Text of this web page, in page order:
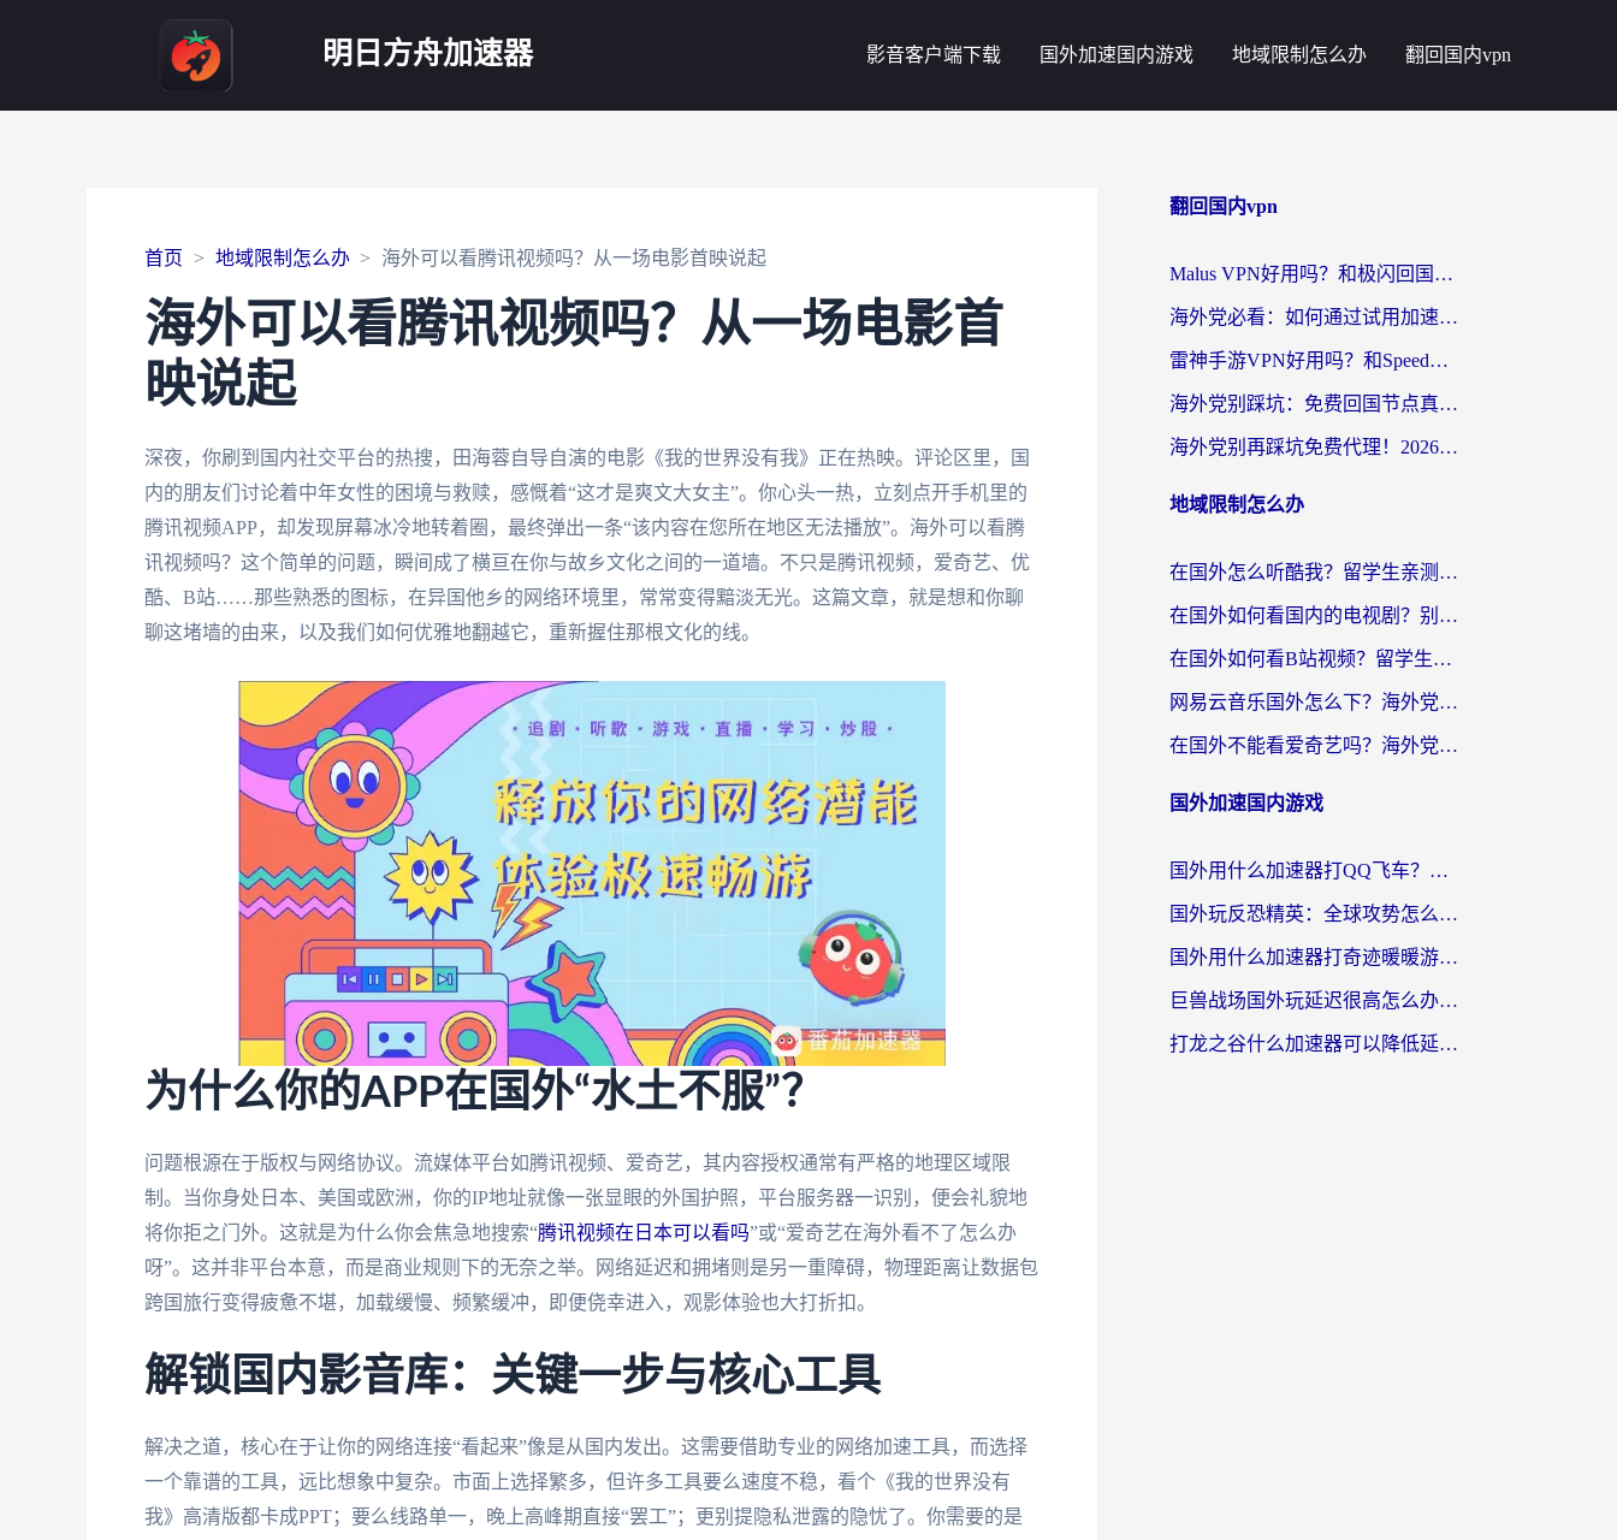
明日方舟加速器 影音客户端下载 国外加速国内游戏 地域限制怎么办 翻回国内vpn
首页 地域限制怎么办 海外可以看腾讯视频吗？从一场电影首映说起
海外可以看腾讯视频吗？从一场电影首
映说起
深夜，你刷到国内社交平台的热搜，田海蓉自导自演的电影《我的世界没有我》正在热映。评论区里，国
内的朋友们讨论着中年女性的困境与救赎，感慨着“这才是爽文大女主”。你心头一热，立刻点开手机里的
腾讯视频APP，却发现屏幕冰冷地转着圈，最终弹出一条“该内容在您所在地区无法播放”。海外可以看腾
讯视频吗？这个简单的问题，瞬间成了横亘在你与故乡文化之间的一道墙。不只是腾讯视频，爱奇艺、优
酷、B站……那些熟悉的图标，在异国他乡的网络环境里，常常变得黯淡无光。这篇文章，就是想和你聊
聊这堵墙的由来，以及我们如何优雅地翻越它，重新握住那根文化的线。
为什么你的APP在国外“水土不服”？
问题根源在于版权与网络协议。流媒体平台如腾讯视频、爱奇艺，其内容授权通常有严格的地理区域限
制。当你身处日本、美国或欧洲，你的IP地址就像一张显眼的外国护照，平台服务器一识别，便会礼貌地
将你拒之门外。这就是为什么你会焦急地搜索“腾讯视频在日本可以看吗”或“爱奇艺在海外看不了怎么办
呀”。这并非平台本意，而是商业规则下的无奈之举。网络延迟和拥堵则是另一重障碍，物理距离让数据包
跨国旅行变得疲惫不堪，加载缓慢、频繁缓冲，即便侥幸进入，观影体验也大打折扣。
解锁国内影音库：关键一步与核心工具
解决之道，核心在于让你的网络连接“看起来”像是从国内发出。这需要借助专业的网络加速工具，而选择
一个靠谱的工具，远比想象中复杂。市面上选择繁多，但许多工具要么速度不稳，看个《我的世界没有
我》高清版都卡成PPT；要么线路单一，晚上高峰期直接“罢工”；更别提隐私泄露的隐忧了。你需要的是
翻回国内vpn
Malus VPN好用吗？和极闪回国VPN对比哪个回国效果更好？海外党亲测3款加速器+避坑指南
海外党必看：如何通过试用加速器解决国内APP地区限制？附2026最新对比测评
雷神手游VPN好用吗？和SpeedCN VPN对比哪个回国效果更好？海外党亲测3款加速器+避坑指南
海外党别踩坑：免费回国节点真的靠谱吗？教你选对加速器无缝访问国内资源
海外党别再踩坑免费代理！2026回国加速器全攻略：从选线到避坑，无缝访问国内资源
地域限制怎么办
在国外怎么听酷我？留学生亲测：用对加速器就能畅听国内音乐听书
在国外如何看国内的电视剧？别让地域限制成为追剧路上的绊脚石
在国外如何看B站视频？留学生亲测有效的回国加速器选择指南
网易云音乐国外怎么下？海外党亲测有效的回国加速器指南
在国外不能看爱奇艺吗？海外党追剧必看的回国加速器选择指南
国外加速国内游戏
国外用什么加速器打QQ飞车？海外党亲测有效的国服游戏加速指南
国外玩反恐精英：全球攻势怎么不卡？老玩家亲测的加速器选择指南
国外用什么加速器打奇迹暖暖游戏？海外党国服手游畅玩全攻略（附3款热门游戏实测）
巨兽战场国外玩延迟很高怎么办？海外党亲测的国服游戏加速解决方案
打龙之谷什么加速器可以降低延迟？海外玩家亲测有效的国服加速指南